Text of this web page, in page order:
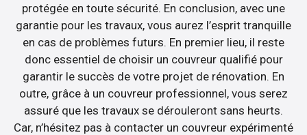
protégée en toute sécurité. En conclusion, avec une
garantie pour les travaux, vous aurez l’esprit tranquille
en cas de problèmes futurs. En premier lieu, il reste
donc essentiel de choisir un couvreur qualifié pour
garantir le succès de votre projet de rénovation. En
outre, grâce à un couvreur professionnel, vous serez
assuré que les travaux se dérouleront sans heurts.
Car, n’hésitez pas à contacter un couvreur expérimenté